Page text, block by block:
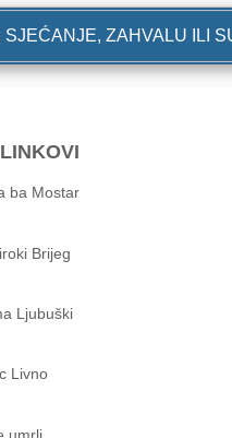
ZAHVALU ILI
ba Mostar
Brijeg
Ljubuški
Livno
umrli